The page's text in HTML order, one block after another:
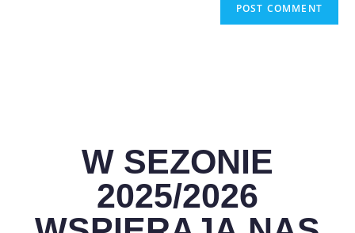
W SEZONIE
2025/2026